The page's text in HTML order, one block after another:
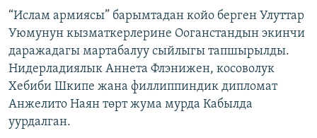
БИЗ ЖАНА ДҮЙНӨ
ДАНИСТЕ
ЭЖЕ-СИҢДИЛЕР
ЫҢГАЙСЫЗ СУРООЛОР
Русский
ОНЛАЙН ШЕРИНЕ
“Ислам армиясы” барымтадан койо берген Улуттар
Уюмунун кызматкерлерине Ооганстандын экинчи
даражадагы мартабалуу сыйлыгы тапшырылды.
Нидерладиялык Аннета Флэнижен, косоволук
Хебиби Шкипе жана филлиппиндик дипломат
Анжелито Наян төрт жума мурда Кабылда
уурдалган.